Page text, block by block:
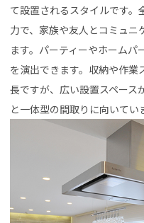
て設置されるスタイルです
力で、家族や友人とコミュニ
ます。パーティーやホームパ
を演出できます。収納や作業
長ですが、広い設置スペース
と一体型の間取りに向いてい